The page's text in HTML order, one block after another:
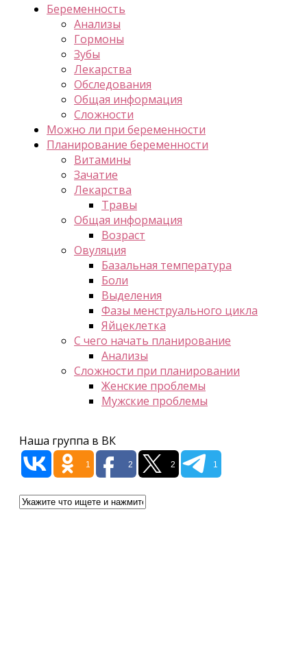
Беременность
Анализы
Гормоны
Зубы
Лекарства
Обследования
Общая информация
Сложности
Можно ли при беременности
Планирование беременности
Витамины
Зачатие
Лекарства
Травы
Общая информация
Возраст
Овуляция
Базальная температура
Боли
Выделения
Фазы менструального цикла
Яйцеклетка
С чего начать планирование
Анализы
Сложности при планировании
Женские проблемы
Мужские проблемы
Наша группа в ВК
1 2 2 1